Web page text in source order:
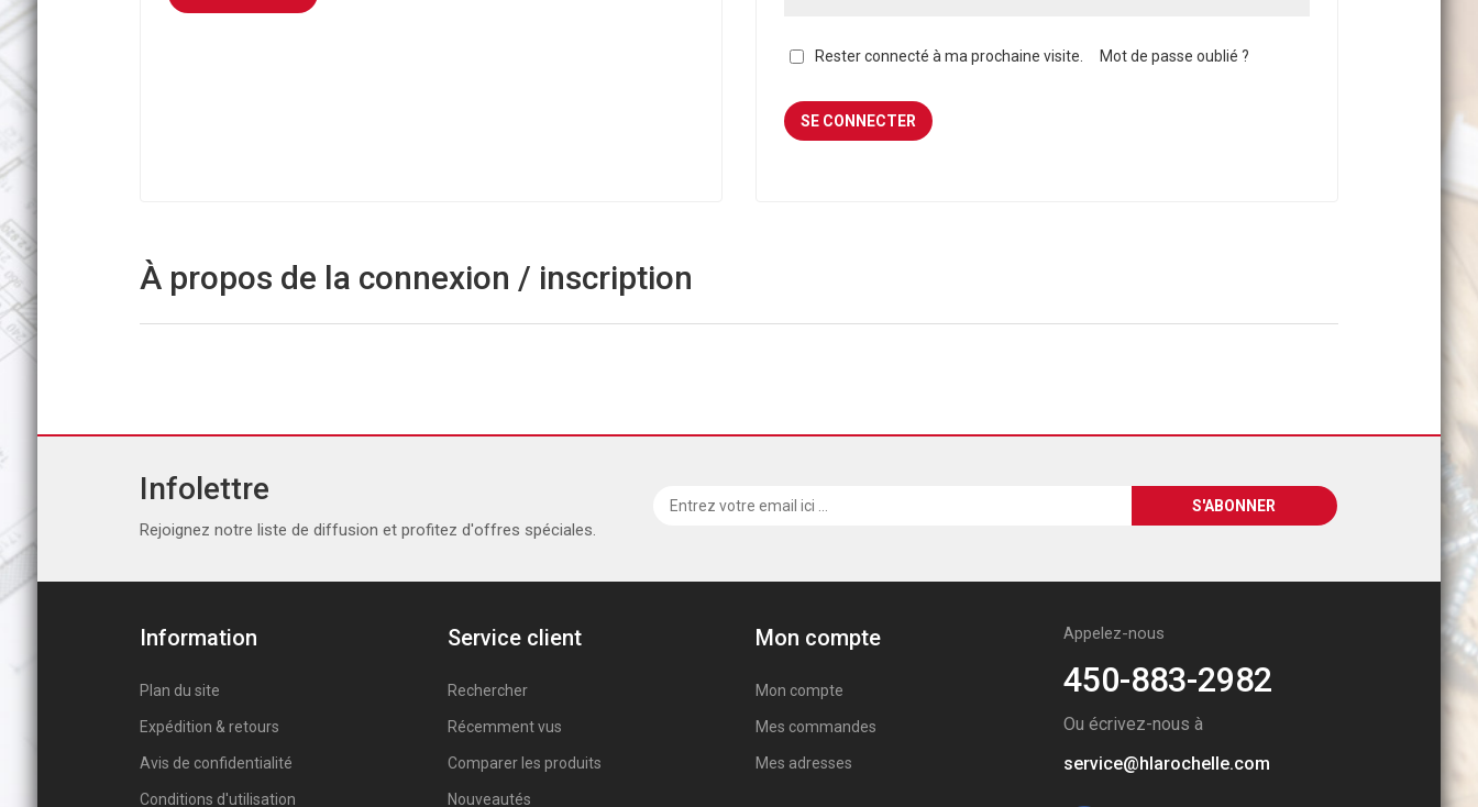
Rester connecté à ma prochaine visite. Mot de passe oublié ?
À propos de la connexion / inscription
Infolettre
Rejoignez notre liste de diffusion et profitez d'offres spéciales.
Information
Plan du site
Expédition & retours
Avis de confidentialité
Conditions d'utilisation
Service client
Rechercher
Récemment vus
Comparer les produits
Nouveautés
Mon compte
Mon compte
Mes commandes
Mes adresses
Appelez-nous
450-883-2982
Ou écrivez-nous à
service@hlarochelle.com